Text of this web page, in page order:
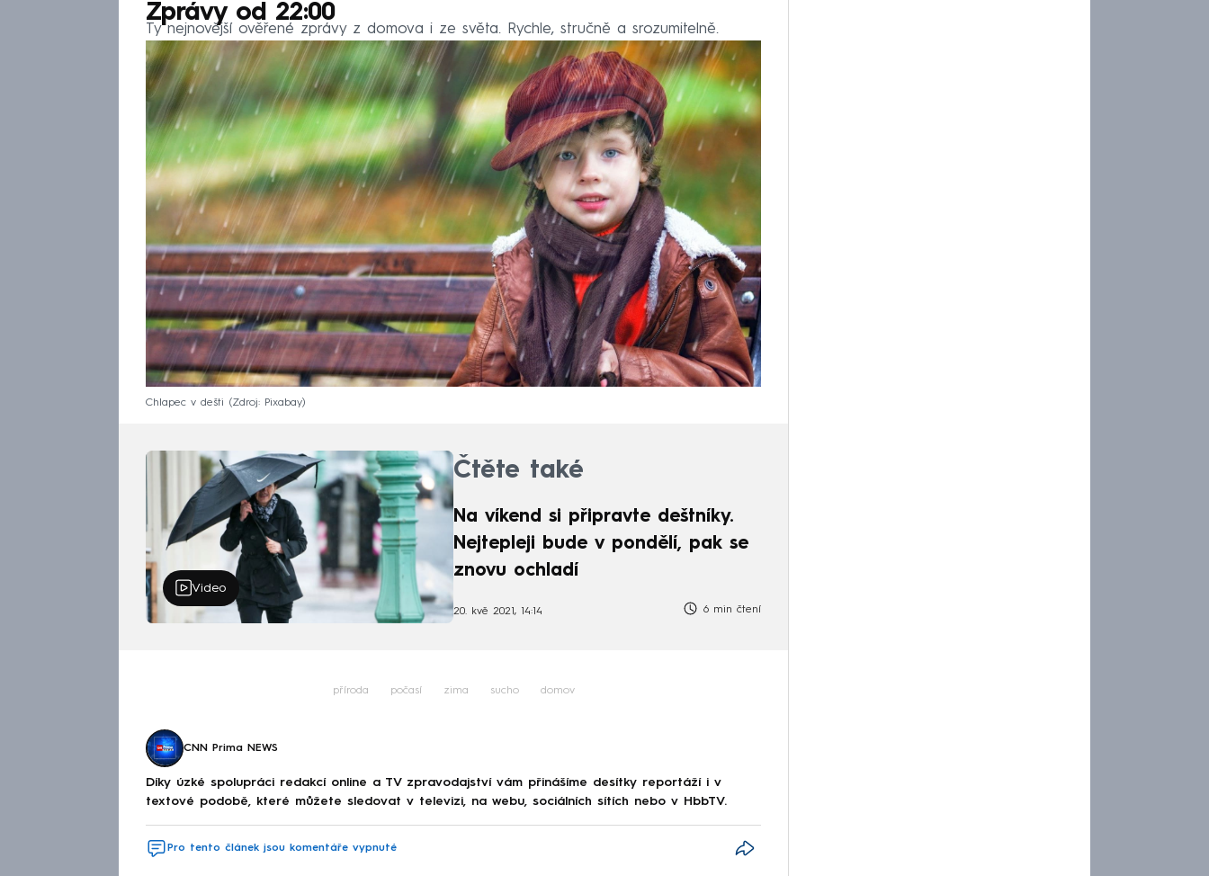
Zprávy od 22:00
Ty nejnovější ověřené zprávy z domova i ze světa. Rychle, stručně a srozumitelně.
Chlapec v dešti Zdroj: Pixabay
Video
Čtěte také
Na víkend si připravte deštníky.
Nejtepleji bude v pondělí, pak se
znovu ochladí
20. kvě 2021, 14:14 6 min čtení
příroda počasí zima sucho domov
CNN Prima NEWS
Díky úzké spolupráci redakcí online a TV zpravodajství vám přinášíme desítky reportáží i v
textové podobě, které můžete sledovat v televizi, na webu, sociálních sítích nebo v HbbTV.
Pro tento článek jsou komentáře vypnuté